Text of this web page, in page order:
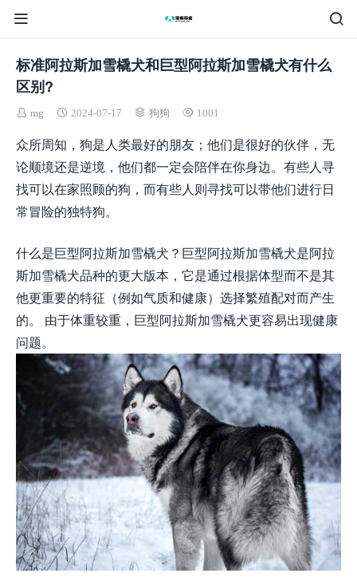
标准阿拉斯加雪橇犬和巨型阿拉斯加雪橇犬有什么
区别?
mg 2024-07-17 狗狗 1001
众所周知，狗是人类最好的朋友；他们是很好的伙伴，无
论顺境还是逆境，他们都一定会陪伴在你身边。有些人寻
找可以在家照顾的狗，而有些人则寻找可以带他们进行日
常冒险的独特狗。
什么是巨型阿拉斯加雪橇犬？巨型阿拉斯加雪橇犬是阿拉
斯加雪橇犬品种的更大版本，它是通过根据体型而不是其
他更重要的特征（例如气质和健康）选择繁殖配对而产生
的。 由于体重较重，巨型阿拉斯加雪橇犬更容易出现健康
问题。